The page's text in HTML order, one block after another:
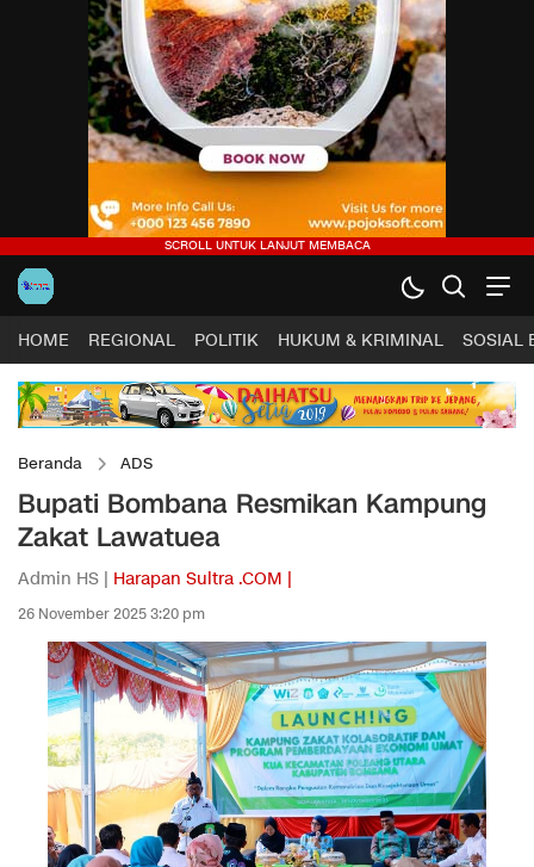
HOME REGIONAL POLITIK HUKUM & KRIMINAL SOSIAL
Beranda ADS
Bupati Bombana Resmikan Kampung
Zakat Lawatuea
Admin HS | Harapan Sultra .COM |
26 November 2025 3:20 pm